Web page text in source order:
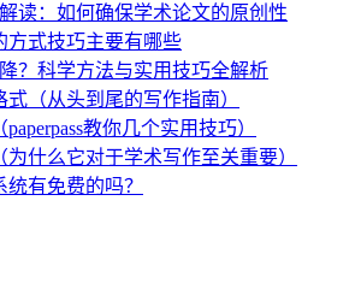
读：如何确保学术论文的原创性
方式技巧主要有哪些
？科学方法与实用技巧全解析
（从头到尾的写作指南）
教你几个实用技巧）
什么它对于学术写作至关重要）
有免费的吗？